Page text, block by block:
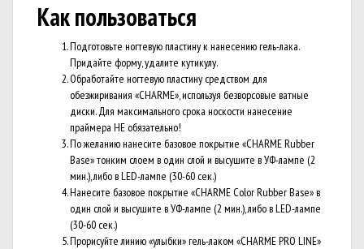
Как пользоваться
Подготовьте ногтевую пластину к нанесению гель-лака.
Придайте форму, удалите кутикулу.
Обработайте ногтевую пластину средством для
обезжиривания «CHARME», используя безворсовые ватные
диски. Для максимального срока носкости нанесение
праймера НЕ обязательно!
По желанию нанесите базовое покрытие «CHARME Rubber
Base» тонким слоем в один слой и высушите в УФ-лампе (2
мин.), либо в LED-лампе (30-60 сек.)
Нанесите базовое покрытие «CHARME Color Rubber Base» в
один слой и высушите в УФ-лампе (2 мин.), либо в LED-лампе
(30-60 сек.)
Прорисуйте линию «улыбки» гель-лаком «CHARME PRO LINE»